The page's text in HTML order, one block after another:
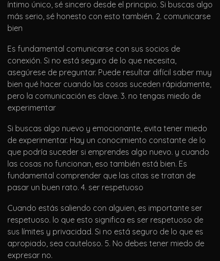
íntimo único, sé sincero desde el principio. Si buscas algo
más serio, sé honesto con esto también. 2. comunicarse
bien
Es fundamental comunicarse con sus socios de
conexión. Si no está seguro de lo que necesita,
asegúrese de preguntar. Puede resultar difícil saber muy
bien qué hacer cuando las cosas suceden rápidamente,
pero la comunicación es clave. 3. no tengas miedo de
experimentar
Si buscas algo nuevo y emocionante, evita tener miedo
de experimentar. Hay un conocimiento constante de lo
que podría suceder si emprendes algo nuevo. y cuando
las cosas no funcionan, eso también está bien. Es
fundamental comprender que las citas se tratan de
pasar un buen rato. 4. ser respetuoso
Cuando estás saliendo con alguien, es importante ser
respetuoso. lo que esto significa es ser respetuoso de
sus límites y privacidad. Si no está seguro de lo que es
apropiado, sea cauteloso. 5. No debes tener miedo de
expresar no.